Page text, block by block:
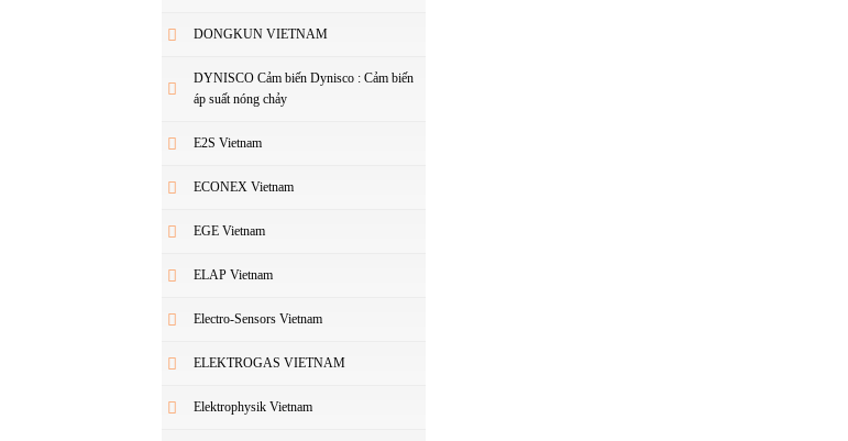
DONGKUN VIETNAM
DYNISCO Cảm biến Dynisco : Cảm biến
áp suất nóng chảy
E2S Vietnam
ECONEX Vietnam
EGE Vietnam
ELAP Vietnam
Electro-Sensors Vietnam
ELEKTROGAS VIETNAM
Elektrophysik Vietnam